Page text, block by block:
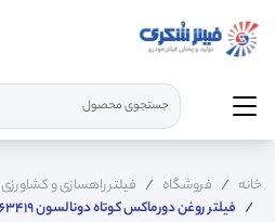
خانه فروشگاه فیلتر راهسازی و کشاورزی
فیلتر روغن دورماکس کوتاه دونالسون P163419